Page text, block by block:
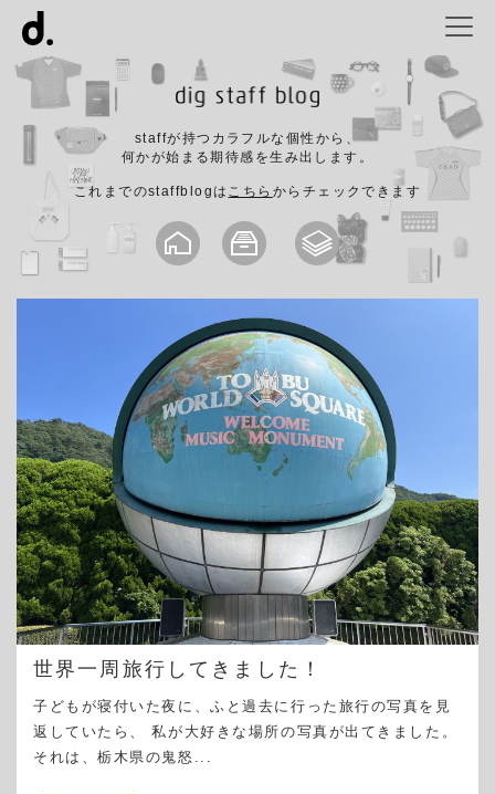
staffが持つカラフルな個性から、
何かが始まる期待感を生み出します。
これまでのstaffblogは こちら からチェックできます
世界一周旅行してきました！
子どもが寝付いた夜に、ふと過去に行った旅行の写真を見
返していたら、 私が大好きな場所の写真が出てきました。
それは、栃木県の鬼怒...